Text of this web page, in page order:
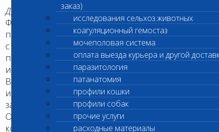
заказ)
исследования сельхоз.животных
коагуляционный гемостаз
мочеполовая система
оплата выезда курьера и другой
паразитология
патанатомия
профили кошки
профили собак
прочие услуги
расходные материалы
ДНК-тест
, разработанный для диагностики
Фолликулярная дисплазия (черных волос) собак
породы Б. мюнстерленд, позволяет определить
с достоверностью 100% наличие мутации,
приводящей к заболеванию. Результаты
исследования позволят заключить, является ли
Ваша собака здоровой, носителем заболевания
или больной (предрасположенной к
заболеванию).
Определение носителей поможет Вам
контролировать частоту проявления